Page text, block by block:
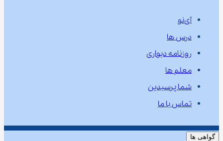
آی‌نو
درس ها
روزنامه دیواری
معلم ها
شما پرسیدین
تماس با ما
گواهی ها